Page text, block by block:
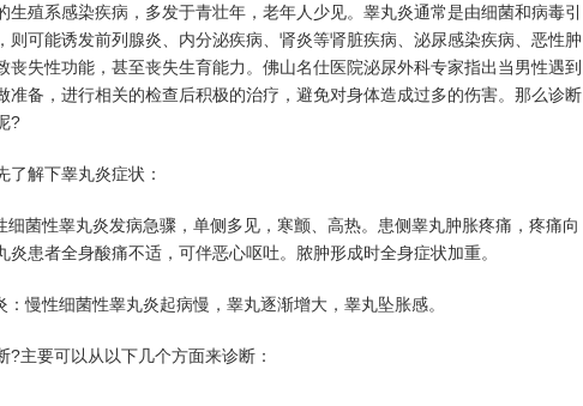
殖系感染疾病，多发于青壮年，老年人少见。睾丸炎通常是由细菌和病毒引
则可能诱发前列腺炎、内分泌疾病、肾炎等肾脏疾病、泌尿感染疾病、恶性肿
丧失性功能，甚至丧失生育能力。佛山名仕医院泌尿外科专家指出当男性遇到
准备，进行相关的检查后积极的治疗，避免对身体造成过多的伤害。那么诊断
?
解下睾丸炎症状：
性睾丸炎发病急骤，单侧多见，寒颤、高热。患侧睾丸肿胀疼痛，疼痛向
炎患者全身酸痛不适，可伴恶心呕吐。脓肿形成时全身症状加重。
性细菌性睾丸炎起病慢，睾丸逐渐增大，睾丸坠胀感。
要可以从以下几个方面来诊断：